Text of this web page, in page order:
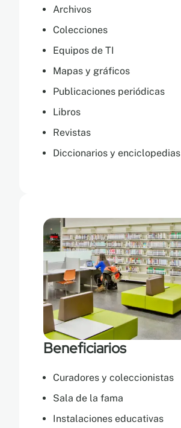
Archivos
Colecciones
Equipos de TI
Mapas y gráficos
Publicaciones periódicas
Libros
Revistas
Diccionarios y enciclopedias
Beneficiarios
Curadores y coleccionistas
Sala de la fama
Instalaciones educativas